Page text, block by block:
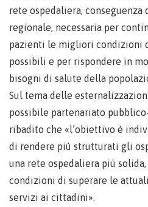
rete ospedaliera, conseguenza
regionale, necessaria per
pazienti le migliori condizioni
possibili e per rispondere in
bisogni di salute della
Sul tema delle
possibile partenariato
ribadito che «l’obiettivo è
di rendere più strutturati gli
una rete ospedaliera più
condizioni di superare le
servizi ai cittadini».